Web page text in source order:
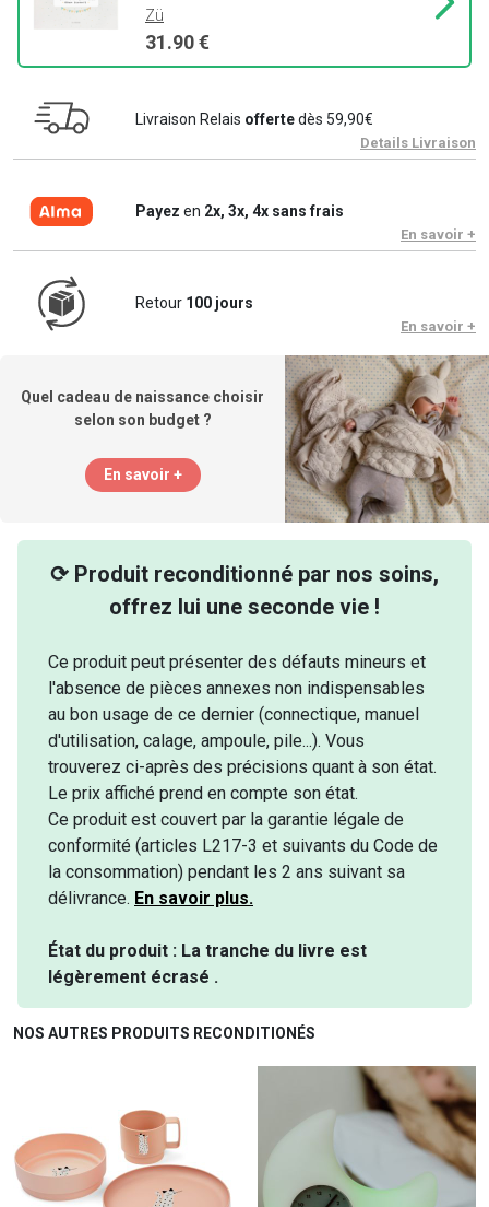
Zü
31.90 €
Livraison Relais offertedès 59,90€
Details Livraison
Payez en 2x, 3x, 4x sans frais
En savoir +
Retour 100 jours
En savoir +
Quel cadeau de naissance choisir
selon son budget ?
En savoir +
⟳ Produit reconditionné par nos soins,
offrez lui une seconde vie !
Ce produit peut présenter des défauts mineurs et
l'absence de pièces annexes non indispensables
au bon usage de ce dernier (connectique, manuel
d'utilisation, calage, ampoule, pile...). Vous
trouverez ci-après des précisions quant à son état.
Le prix affiché prend en compte son état.
Ce produit est couvert par la garantie légale de
conformité (articles L217-3 et suivants du Code de
la consommation) pendant les 2 ans suivant sa
délivrance. En savoir plus.
État du produit : La tranche du livre est
légèrement écrasé .
NOS AUTRES PRODUITS RECONDITIONÉS